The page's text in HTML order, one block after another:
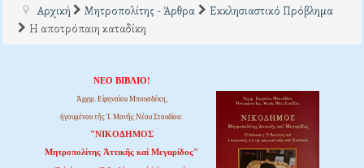
Αρχική Μητροπολίτης - Άρθρα
Εκκλησιαστικό Πρόβλημα
Η αποτρόπαιη καταδίκη
ΝΕΟ ΒΙΒΛΙΟ!
Ἀρχιμ. Εἰρηναίου Μπουσδέκη,
ἡγουμένου τῆς Ἱ. Μονῆς Νέου Στουδίου:
"ΝΙΚΟΔΗΜΟΣ
Μητροπολίτης Ἀττικῆς καί Μεγαρίδος"